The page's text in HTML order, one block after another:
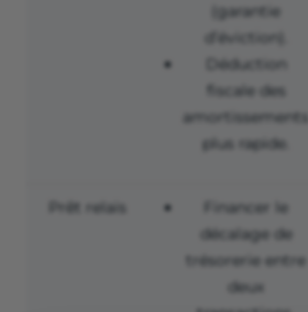
(garantie
d’éviction).
Déduction
fiscale des
amortissements
plus rapide.
Prêt relais
Financer le
décalage de
trésorerie entre
deux